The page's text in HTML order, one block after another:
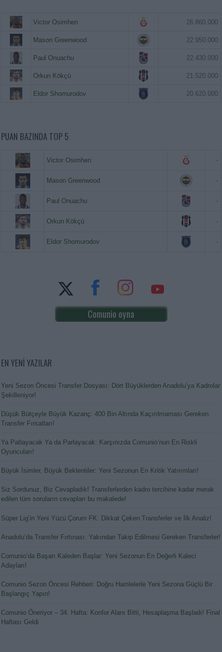
Victor Osimhen 26.860.000
Mason Greenwood 22.950.000
Paul Onuachu 22.430.000
Orkun Kökçü 21.520.000
Eldor Shomurodov 20.620.000
PUAN BAZINDA TOP 5
Victor Osimhen -
Mason Greenwood -
Paul Onuachu -
Orkun Kökçü -
Eldor Shomurodov -
Comunio oyna
EN YENİ YAZILAR
Yeni Sezon Öncesi Transfer Dosyası: Dört Büyüklerden Anadolu’ya Kadrolar
Şekilleniyor!
Düşük Bütçeyle Büyük Kazanç: 400 Bin Altında Kaçırılmaması Gereken
Transfer Fırsatları!
Ya Patlayacak Ya da Parlayacak: Karşınızda Comunio’nun En Riskli
Oyuncuları!
Büyük İsimler, Büyük Beklentiler: Yeni Sezonun En Kritik Yatırımları!
Siz Sordunuz, Biz Cevapladık! Transferlerden kadro tercihine kadar merak
edilen tüm soruların cevapları bu makalede!
Süper Lig’in Yeni Yüzü Çorum FK: Dikkat Çeken Transferler ve İlk Analiz!
Anadolu’da Transfer Fırtınası: Yakından Takip Edilmesi Gereken Transferler!
Comunio’da Başarı Kaleden Başlar: Yeni Sezonun En Değerli Kaleci
Adayları!
Comunio Sezon Öncesi Rehberi: Doğru Hamlelerle Yeni Sezona Güçlü Bir
Başlangıç Yapın!
Comunio Öneriyor – 34. Hafta: Konfor Alanı Bitti, Hesaplaşma Başladı! Final
Haftası Geldi